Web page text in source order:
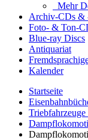
Mehr
Archiv-CDs &
Foto- & Ton-
Blue-ray Discs
Antiquariat
Kalender
Startseite